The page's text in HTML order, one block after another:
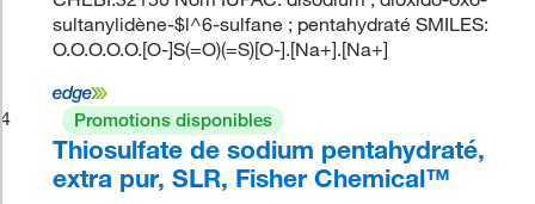
sultanylidène-$l^6-sulfane ; pentahydraté SMILES:
O.O.O.O.O.[O-]S(=O)(=S)[O-].[Na+].[Na+]
4 Promotions disponibles
Thiosulfate de sodium pentahydraté,
extra pur, SLR, Fisher Chemical™